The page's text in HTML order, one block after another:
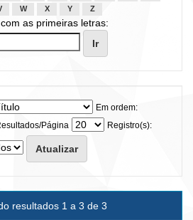
W X Y Z
as primeiras letras:
Em ordem:
Página
Registro(s):
resultados 1 a 3 de 3